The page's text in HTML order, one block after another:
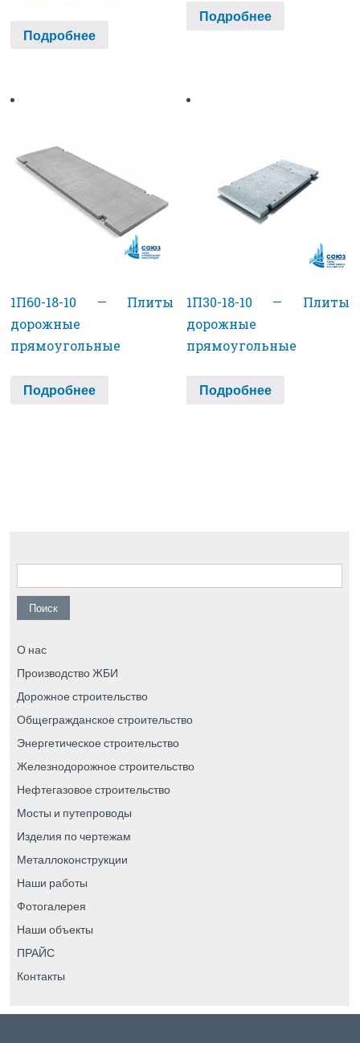
Подробнее
Подробнее
1П60-18-10 — Плиты
дорожные
прямоугольные
Подробнее
1П30-18-10 — Плиты
дорожные
прямоугольные
Подробнее
Найти:
О нас
Производство ЖБИ
Дорожное строительство
Общегражданское строительство
Энергетическое строительство
Железнодорожное строительство
Нефтегазовое строительство
Мосты и путепроводы
Изделия по чертежам
Металлоконструкции
Наши работы
Фотогалерея
Наши объекты
ПРАЙС
Контакты